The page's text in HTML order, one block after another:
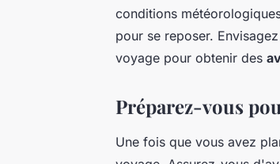
conditions
pour se reposer.
voyage pour obtenir des
Préparez-vous
Une fois que vous avez